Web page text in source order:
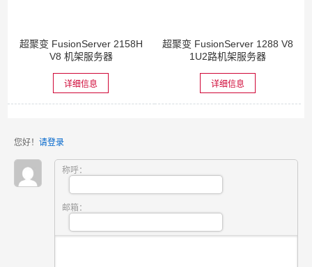
超聚变 FusionServer 2158H
V8 机架服务器
详细信息
超聚变 FusionServer 1288 V8
1U2路机架服务器
详细信息
您好！ 请登录
称呼：
邮箱：